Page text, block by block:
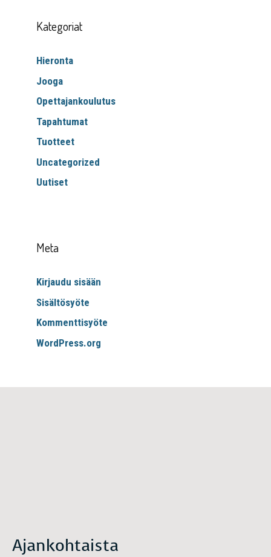
Kategoriat
Hieronta
Jooga
Opettajankoulutus
Tapahtumat
Tuotteet
Uncategorized
Uutiset
Meta
Kirjaudu sisään
Sisältösyöte
Kommenttisyöte
WordPress.org
Ajankohtaista